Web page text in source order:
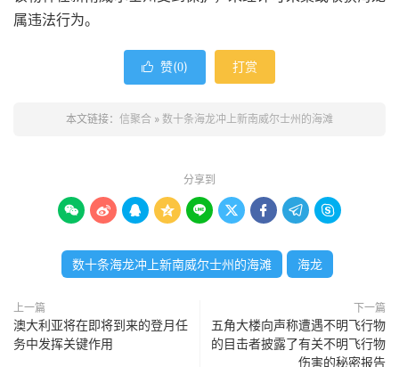
属违法行为。
 赞(0) 打赏
本文链接： 信聚合 » 数十条海龙冲上新南威尔士州的海滩
分享到
        
数十条海龙冲上新南威尔士州的海滩 海龙
上一篇
澳大利亚将在即将到来的登月任
务中发挥关键作用
下一篇
五角大楼向声称遭遇不明飞行物
的目击者披露了有关不明飞行物
伤害的秘密报告